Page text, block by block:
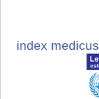
index medicus